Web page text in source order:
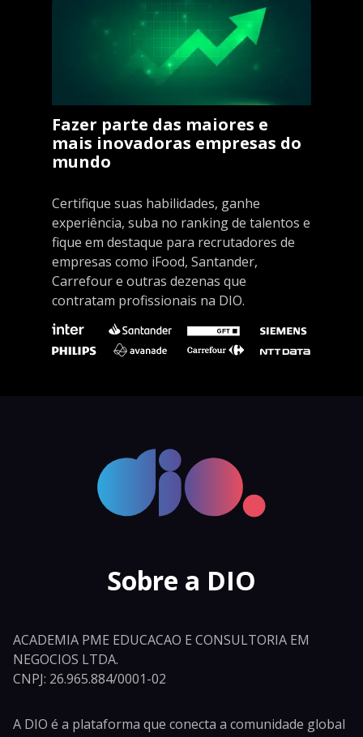
Fazer parte das maiores e
mais inovadoras empresas do
mundo
Certifique suas habilidades, ganhe
experiência, suba no ranking de talentos e
fique em destaque para recrutadores de
empresas como iFood, Santander,
Carrefour e outras dezenas que
contratam profissionais na DIO.
Sobre a DIO
ACADEMIA PME EDUCACAO E CONSULTORIA EM
NEGOCIOS LTDA.
CNPJ: 26.965.884/0001-02
A DIO é a plataforma que conecta a comunidade global